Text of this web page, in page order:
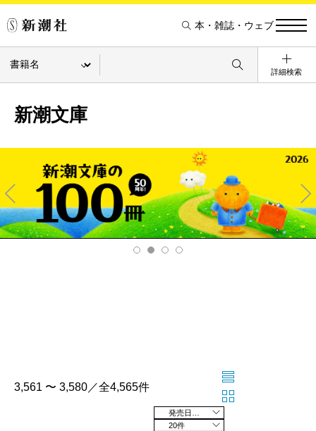
本・雑誌・ウェブ
詳細検索
新潮文庫
Pre
v
Ne
xt
3,561 〜 3,580／全4,565件
20件